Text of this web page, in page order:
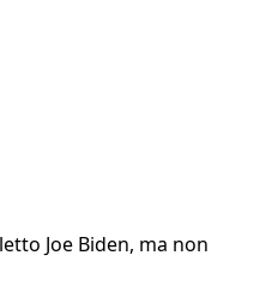
Joe Biden, ma non